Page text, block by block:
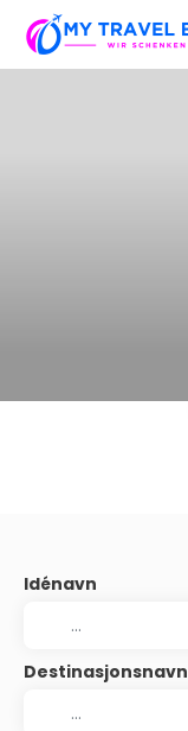
Idénavn
Destinasjonsnavn